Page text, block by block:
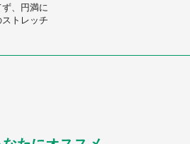
、円満に
トレッチ